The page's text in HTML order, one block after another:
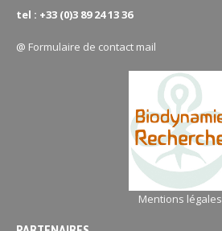
tel : +33 (0)3 89 24 13 36
@ Formulaire de contact mail
Mentions légales